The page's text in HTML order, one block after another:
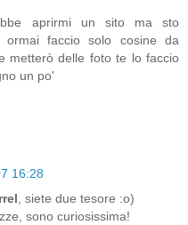
aprirmi un sito ma sto
faccio solo cosine da
metterò delle foto te lo faccio
un po'
16:28
, siete due tesore :o)
sono curiosissima!